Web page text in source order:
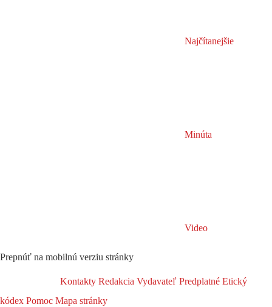
Najčítanejšie
Minúta
Video
Prepnúť na mobilnú verziu stránky
Kontakty Redakcia Vydavateľ Predplatné Etický
kódex Pomoc Mapa stránky